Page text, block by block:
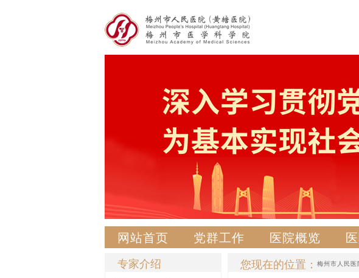
网站首页 党群工作 医院概览
专家介绍 您现在的位置： 梅州市人民医